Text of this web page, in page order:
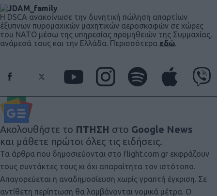
Η DSCA ανακοίνωσε την δυνητική πώληση απαρτίων
έξυπνων πυρομαχικών μαχητικών αεροσκαφών σε χώρες
του ΝΑΤΟ μέσω της υπηρεσίας προμηθειών της Συμμαχίας,
ανάμεσά τους και την Ελλάδα. Περισσότερα εδώ.
Ακολουθήστε το ΠΤΗΣΗ στο Google News
και μάθετε πρώτοι όλες τις ειδήσεις.
Τα άρθρα που δημοσιεύονται στο flight.com.gr εκφράζουν
τους συντάκτες τους κι όχι απαραίτητα τον ιστότοπο.
Απαγορεύεται η αναδημοσίευση χωρίς γραπτή έγκριση. Σε
αντίθετη περίπτωση θα λαμβάνονται νομικά μέτρα. Ο